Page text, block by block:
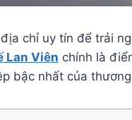
chỉ uy tín để trải
Lan Viên chính là
bậc nhất của